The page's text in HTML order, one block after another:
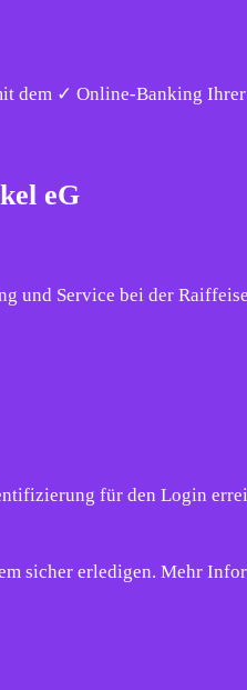
dem ✓ Online-Banking
eG
und Service bei der
für den Login
sicher erledigen. Mehr